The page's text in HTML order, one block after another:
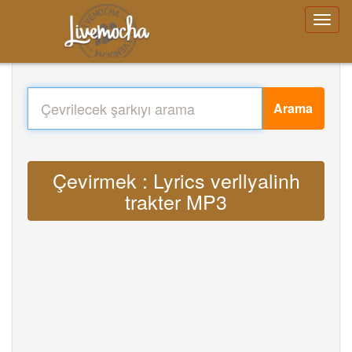
Arama
Çevirmek : Lyrics verllyalinh
trakter MP3